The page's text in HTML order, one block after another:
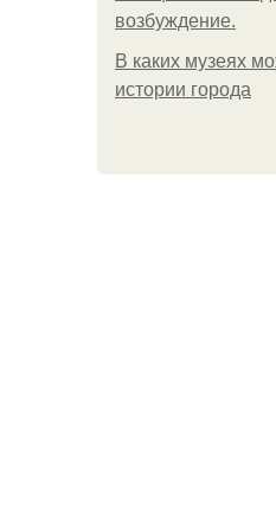
возбуждение.
В каких музеях
истории города